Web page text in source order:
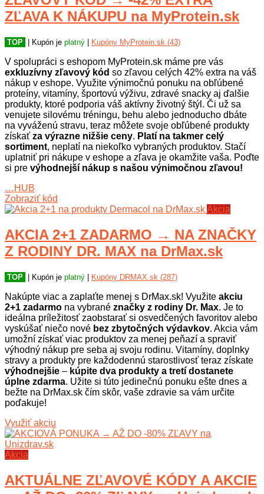
ZĽAVA K NÁKUPU na MyProtein.sk
TOP | Kupón je platný Kupóny MyProtein.sk (43)
V spolupráci s eshopom MyProtein.sk máme pre vás
exkluzívny zľavový kód so zľavou celých 42% extra na váš
nákup v eshope. Využite výnimočnú ponuku na obľúbené
proteíny, vitamíny, športovú výživu, zdravé snacky aj ďalšie
produkty, ktoré podporia váš aktívny životný štýl. Či už sa
venujete silovému tréningu, behu alebo jednoducho dbáte
na vyváženú stravu, teraz môžete svoje obľúbené produkty
získať za výrazne nižšie ceny. Platí na takmer celý
sortiment, neplatí na niekoľko vybraných produktov. Stačí
uplatniť pri nákupe v eshope a zľava je okamžite vaša. Poďte
si pre výhodnejší nákup s našou výnimočnou zľavou!
…HUB
Zobraziť kód
Akcia
AKCIA 2+1 ZADARMO → NA ZNAČKY
Z RODINY DR. MAX na DrMax.sk
TOP | Kupón je platný Kupóny DRMAX.sk (287)
Nakúpte viac a zaplaťte menej s DrMax.sk! Využite akciu
2+1 zadarmo na vybrané značky z rodiny Dr. Max. Je to
ideálna príležitosť zaobstarať si osvedčených favoritov alebo
vyskúšať niečo nové bez zbytočných výdavkov. Akcia vám
umožní získať viac produktov za menej peňazí a spraviť
výhodný nákup pre seba aj svoju rodinu. Vitamíny, doplnky
stravy a produkty pre každodennú starostlivosť teraz získate
výhodnejšie – kúpite dva produkty a tretí dostanete
úplne zdarma. Užite si túto jedinečnú ponuku ešte dnes a
bežte na DrMax.sk čím skôr, vaše zdravie sa vám určite
poďakuje!
Využiť akciu
Akcia
AKTUÁLNE ZĽAVOVÉ KÓDY A AKCIE